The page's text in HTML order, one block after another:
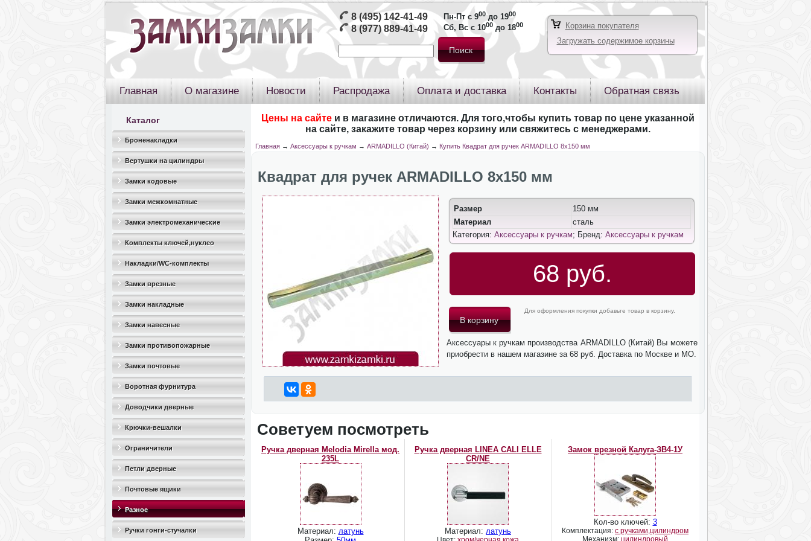
8 (495) 142-41-49
8 (977) 889-41-49
Пн-Пт с 900до 1900
Сб, Вс с 1000до 1800
Корзина покупателя
Загружать содержимое корзины
Главная О магазине Новости Распродажа Оплата и доставка Контакты Обратная связь
Каталог
Броненакладки
Вертушки на цилиндры
Замки кодовые
Замки межкомнатные
Замки электромеханические
Комплекты ключей,нуклео
Накладки/WC-комплекты
Замки врезные
Замки накладные
Замки навесные
Замки противопожарные
Замки почтовые
Воротная фурнитура
Доводчики дверные
Крючки-вешалки
Ограничители
дверные(стопоры)
Петли дверные
Почтовые ящики
Разное
Ручки гонги-стучалки
Цены на сайте и в магазине отличаются. Для того,чтобы купить товар по цене указанной
на сайте, закажите товар через корзину или свяжитесь с менеджерами.
Главная →Аксессуары к ручкам →ARMADILLO (Китай) → Купить Квадрат для ручек ARMADILLO 8х150 мм
Квадрат для ручек ARMADILLO 8х150 мм
Размер
150 мм
Материал
сталь
Категория: Аксессуары к ручкам; Бренд: Аксессуары к ручкам
68 руб.
Для оформления покупки добавьте товар в корзину.
Аксессуары к ручкам производства ARMADILLO (Китай) Вы можете
приобрести в нашем магазине за 68 руб. Доставка по Москве и МО.
Советуем посмотреть
Ручка дверная Melodia Mirella мод.
235L
Материал: латунь
Ручка дверная LINEA CALI ELLE
CR/NE
Материал: латунь
Замок врезной Калуга-ЗВ4-1У
Кол-во ключей: 3
Комплектация: с ручками,цилиндром
Механизм: цилиндровый